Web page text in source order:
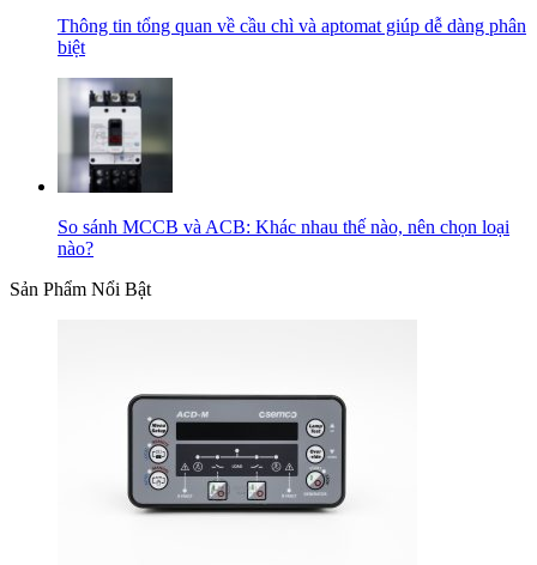
Thông tin tổng quan về cầu chì và aptomat giúp dễ dàng phân
biệt
So sánh MCCB và ACB: Khác nhau thế nào, nên chọn loại
nào?
Sản Phẩm Nổi Bật